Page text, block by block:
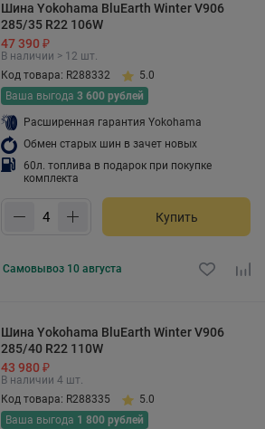
Шина Yokohama BluEarth Winter V906
285/35 R22 106W
47 390 ₽
В наличии > 12 шт.
Код товара: R288332
5.0
Ваша выгода 3 600 рублей
Расширенная гарантия Yokohama
Обмен старых шин в зачет новых
60л. топлива в подарок при покупке
комплекта
Купить
Самовывоз 10 августа
Шина Yokohama BluEarth Winter V906
285/40 R22 110W
43 980 ₽
В наличии 4 шт.
Код товара: R288335
5.0
Ваша выгода 1 800 рублей